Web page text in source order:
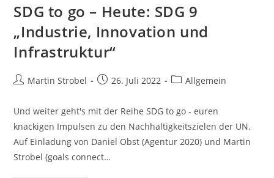
SDG to go – Heute: SDG 9
„Industrie, Innovation und
Infrastruktur“
Beitrags-
Martin Strobel
Beitrag26. Juli 2022
Beitrags-
Allgemein
Und weiter geht's mit der Reihe SDG to go - euren
knackigen Impulsen zu den Nachhaltigkeitszielen der UN.
Auf Einladung von Daniel Obst (Agentur 2020) und Martin
Strobel (goals connect…